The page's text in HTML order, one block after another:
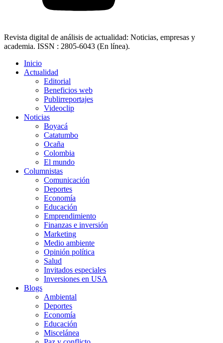
Revista digital de análisis de actualidad: Noticias, empresas y
academia. ISSN : 2805-6043 (En línea).
Inicio
Actualidad
Editorial
Beneficios web
Publirreportajes
Videoclip
Noticias
Boyacá
Catatumbo
Ocaña
Colombia
El mundo
Columnistas
Comunicación
Deportes
Economía
Educación
Emprendimiento
Finanzas e inversión
Marketing
Medio ambiente
Opinión política
Salud
Invitados especiales
Inversiones en USA
Blogs
Ambiental
Deportes
Economía
Educación
Miscelánea